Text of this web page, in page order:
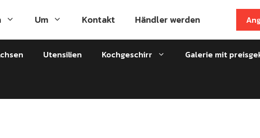
Um Kontakt Händler werden
Utensilien Kochgeschirr Galerie mit